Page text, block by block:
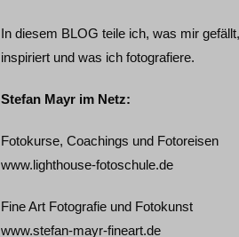
In diesem BLOG teile ich, was mir
inspiriert und was ich fotografiere.
Stefan Mayr im Netz:
Fotokurse, Coachings und Fotoreisen
www.lighthouse-fotoschule.de
Fine Art Fotografie und Fotokunst
www.stefan-mayr-fineart.de